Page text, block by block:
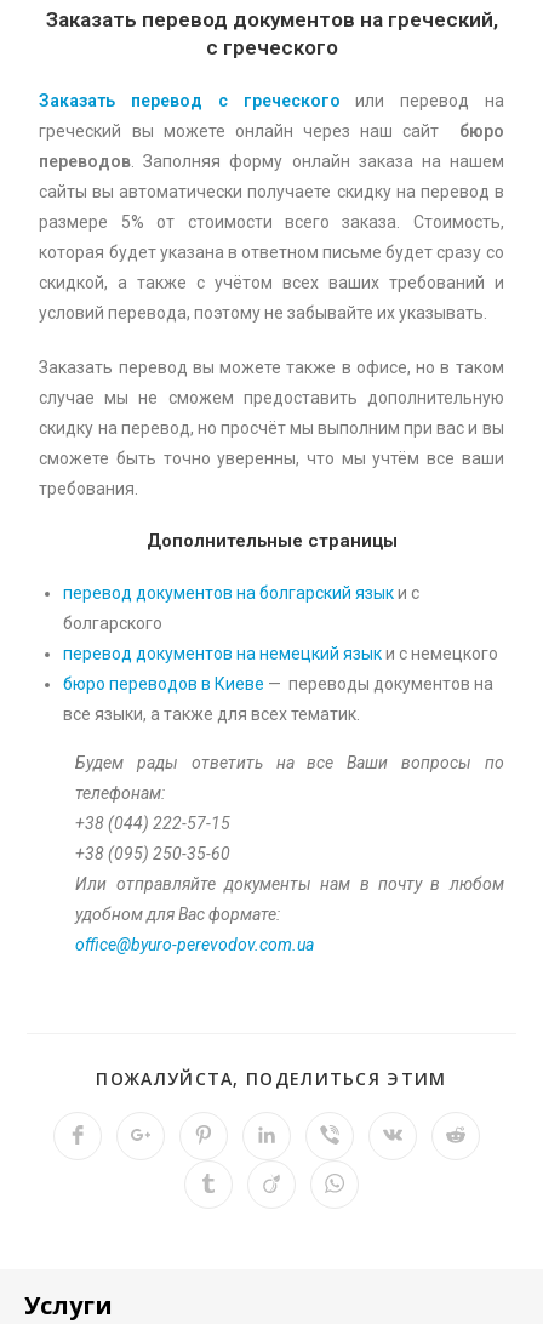
Заказать перевод документов на греческий,
с греческого
Заказать перевод с греческого или перевод на
греческий вы можете онлайн через наш сайт
бюро
переводов. Заполняя форму онлайн заказа на нашем
сайты вы автоматически получаете скидку на перевод в
размере 5% от стоимости всего заказа. Стоимость,
которая будет указана в ответном письме будет сразу со
скидкой, а также с учётом всех ваших требований и
условий перевода, поэтому не забывайте их указывать.
Заказать перевод вы можете также в офисе, но в таком
случае мы не сможем предоставить дополнительную
скидку на перевод, но просчёт мы выполним при вас и вы
сможете быть точно уверенны, что мы учтём все ваши
требования.
Дополнительные страницы
перевод документов на болгарский языки с
болгарского
перевод документов на немецкий языки с немецкого
бюро переводов в Киеве — переводы документов на
все языки, а также для всех тематик.
Будем рады ответить на все Ваши вопросы по
телефонам:
+38 (044) 222-57-15
+38 (095) 250-35-60
Или отправляйте документы нам в почту в любом
удобном для Вас формате:
office@byuro-perevodov.com.ua
ПОЖАЛУЙСТА, ПОДЕЛИТЬСЯ ЭТИМ
Услуги